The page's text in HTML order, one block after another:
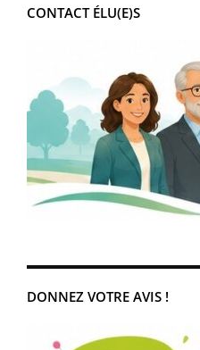
CONTACT ÉLU(E)S
DONNEZ VOTRE AVIS !